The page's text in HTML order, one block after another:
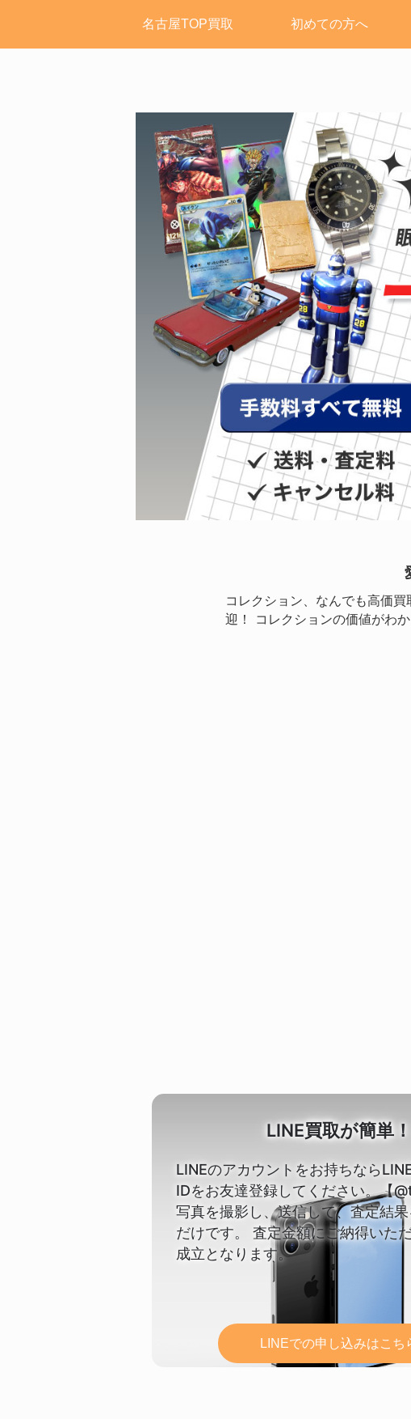
名古屋TOP買取 初めての方へ
コレクション、なんでも高価
迎！ コレクションの価値がわ
LINE買取が簡単！
LINEのアカウントをお持ちなら
IDをお友達登録してください。【
写真を撮影し、送信して、査定結果
だけです。 査定金額にご納得いた
成立となります。
LINEでの申し込みはこち